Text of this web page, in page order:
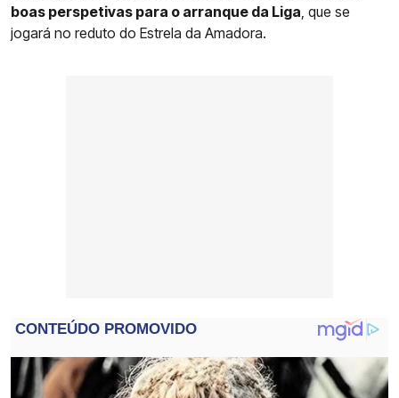
boas perspetivas para o arranque da Liga , que se
jogará no reduto do Estrela da Amadora.